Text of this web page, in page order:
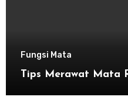
Fungsi Mata
Tips Merawat Mata